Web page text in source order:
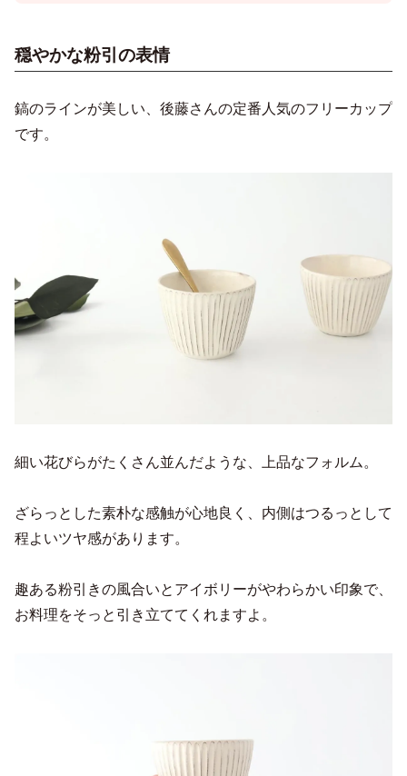
穏やかな粉引の表情
鎬のラインが美しい、後藤さんの定番人気のフリーカップ
です。
細い花びらがたくさん並んだような、上品なフォルム。
ざらっとした素朴な感触が心地良く、内側はつるっとして
程よいツヤ感があります。
趣ある粉引きの風合いとアイボリーがやわらかい印象で、
お料理をそっと引き立ててくれますよ。